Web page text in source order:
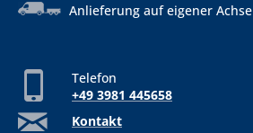
Anlieferung auf eigener Achse
Telefon
+49 3981 445658
Kontakt